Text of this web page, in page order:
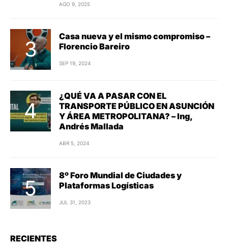
AGO 9, 2025
Casa nueva y el mismo compromiso –
Florencio Bareiro
SEP 19, 2024
¿QUÉ VA A PASAR CON EL
TRANSPORTE PÚBLICO EN ASUNCIÓN
Y ÁREA METROPOLITANA? – Ing,
Andrés Mallada
ABR 5, 2024
8º Foro Mundial de Ciudades y
Plataformas Logísticas
JUL 31, 2023
RECIENTES